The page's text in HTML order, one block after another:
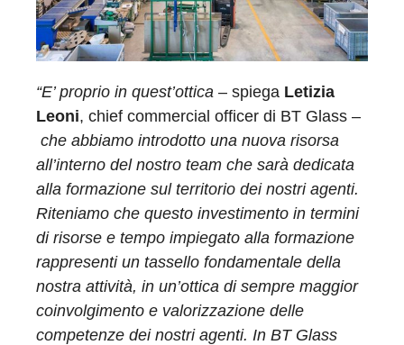
“E’ proprio in quest’ottica – spiega Letizia
Leoni, chief commercial officer di BT Glass –
che abbiamo introdotto una nuova risorsa
all’interno del nostro team che sarà dedicata
alla formazione sul territorio dei nostri agenti.
Riteniamo che questo investimento in termini
di risorse e tempo impiegato alla formazione
rappresenti un tassello fondamentale della
nostra attività, in un’ottica di sempre maggior
coinvolgimento e valorizzazione delle
competenze dei nostri agenti. In BT Glass